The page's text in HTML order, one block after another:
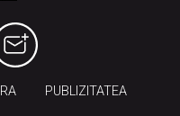
PUBLIZITATEA